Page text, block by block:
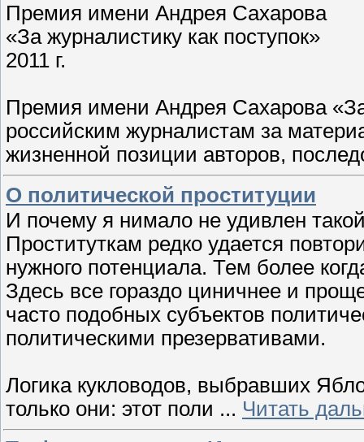
Премия имени Андрея Сахарова
«За журналистику как поступок»
2011 г.
Премия имени Андрея Сахарова
российским журналистам за
жизненной позиции авторов,
О политической проституции
И почему я нимало не удивлен
Проституткам редко удается
нужного потенциала. Тем более
Здесь все гораздо циничнее и
часто подобных субъектов
политическими презервативами.
Логика кукловодов, выбравших
только они: этот поли ... Читать